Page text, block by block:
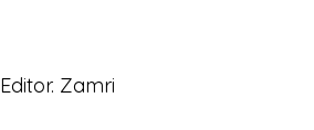
Editor. Zamri